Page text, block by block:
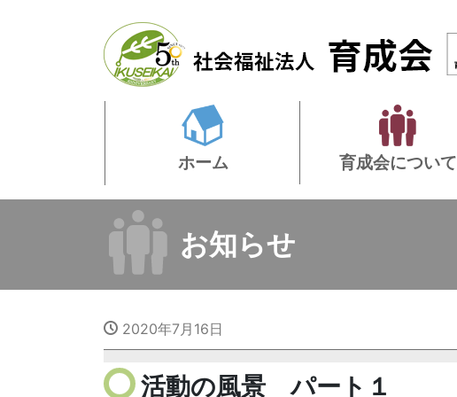
ホーム 育成会について
お知らせ
2020年7月16日
活動の風景 パート１